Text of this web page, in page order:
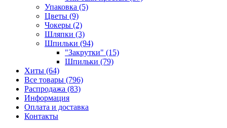
Упаковка (5)
Цветы (9)
Чокеры (2)
Шляпки (3)
Шпильки (94)
"Закрутки" (15)
Шпильки (79)
Хиты (64)
Все товары (796)
Распродажа (83)
Информация
Оплата и доставка
Контакты